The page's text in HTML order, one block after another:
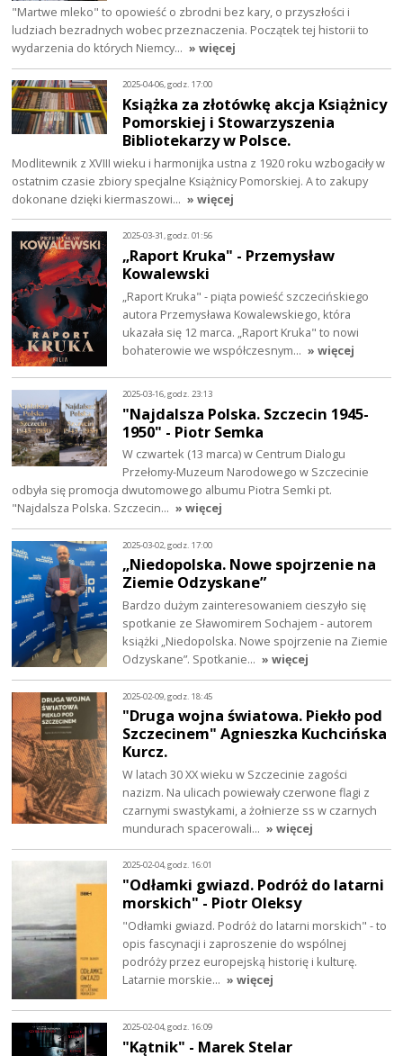
"Martwe mleko" to opowieść o zbrodni bez kary, o przyszłości i
ludziach bezradnych wobec przeznaczenia. Początek tej historii to
wydarzenia do których Niemcy… » więcej
2025-04-06, godz. 17:00
Książka za złotówkę akcja Książnicy
Pomorskiej i Stowarzyszenia
Bibliotekarzy w Polsce.
Modlitewnik z XVIII wieku i harmonijka ustna z 1920 roku wzbogaciły w
ostatnim czasie zbiory specjalne Książnicy Pomorskiej. A to zakupy
dokonane dzięki kiermaszowi… » więcej
2025-03-31, godz. 01:56
„Raport Kruka" - Przemysław
Kowalewski
„Raport Kruka" - piąta powieść szczecińskiego
autora Przemysława Kowalewskiego, która
ukazała się 12 marca. „Raport Kruka" to nowi
bohaterowie we współczesnym… » więcej
2025-03-16, godz. 23:13
"Najdalsza Polska. Szczecin 1945-
1950" - Piotr Semka
W czwartek (13 marca) w Centrum Dialogu
Przełomy-Muzeum Narodowego w Szczecinie
odbyła się promocja dwutomowego albumu Piotra Semki pt.
"Najdalsza Polska. Szczecin… » więcej
2025-03-02, godz. 17:00
„Niedopolska. Nowe spojrzenie na
Ziemie Odzyskane”
Bardzo dużym zainteresowaniem cieszyło się
spotkanie ze Sławomirem Sochajem - autorem
książki „Niedopolska. Nowe spojrzenie na Ziemie
Odzyskane”. Spotkanie… » więcej
2025-02-09, godz. 18:45
"Druga wojna światowa. Piekło pod
Szczecinem" Agnieszka Kuchcińska
Kurcz.
W latach 30 XX wieku w Szczecinie zagości
nazizm. Na ulicach powiewały czerwone flagi z
czarnymi swastykami, a żołnierze ss w czarnych
mundurach spacerowali… » więcej
2025-02-04, godz. 16:01
"Odłamki gwiazd. Podróż do latarni
morskich" - Piotr Oleksy
"Odłamki gwiazd. Podróż do latarni morskich" - to
opis fascynacji i zaproszenie do wspólnej
podróży przez europejską historię i kulturę.
Latarnie morskie… » więcej
2025-02-04, godz. 16:09
"Kątnik" - Marek Stelar